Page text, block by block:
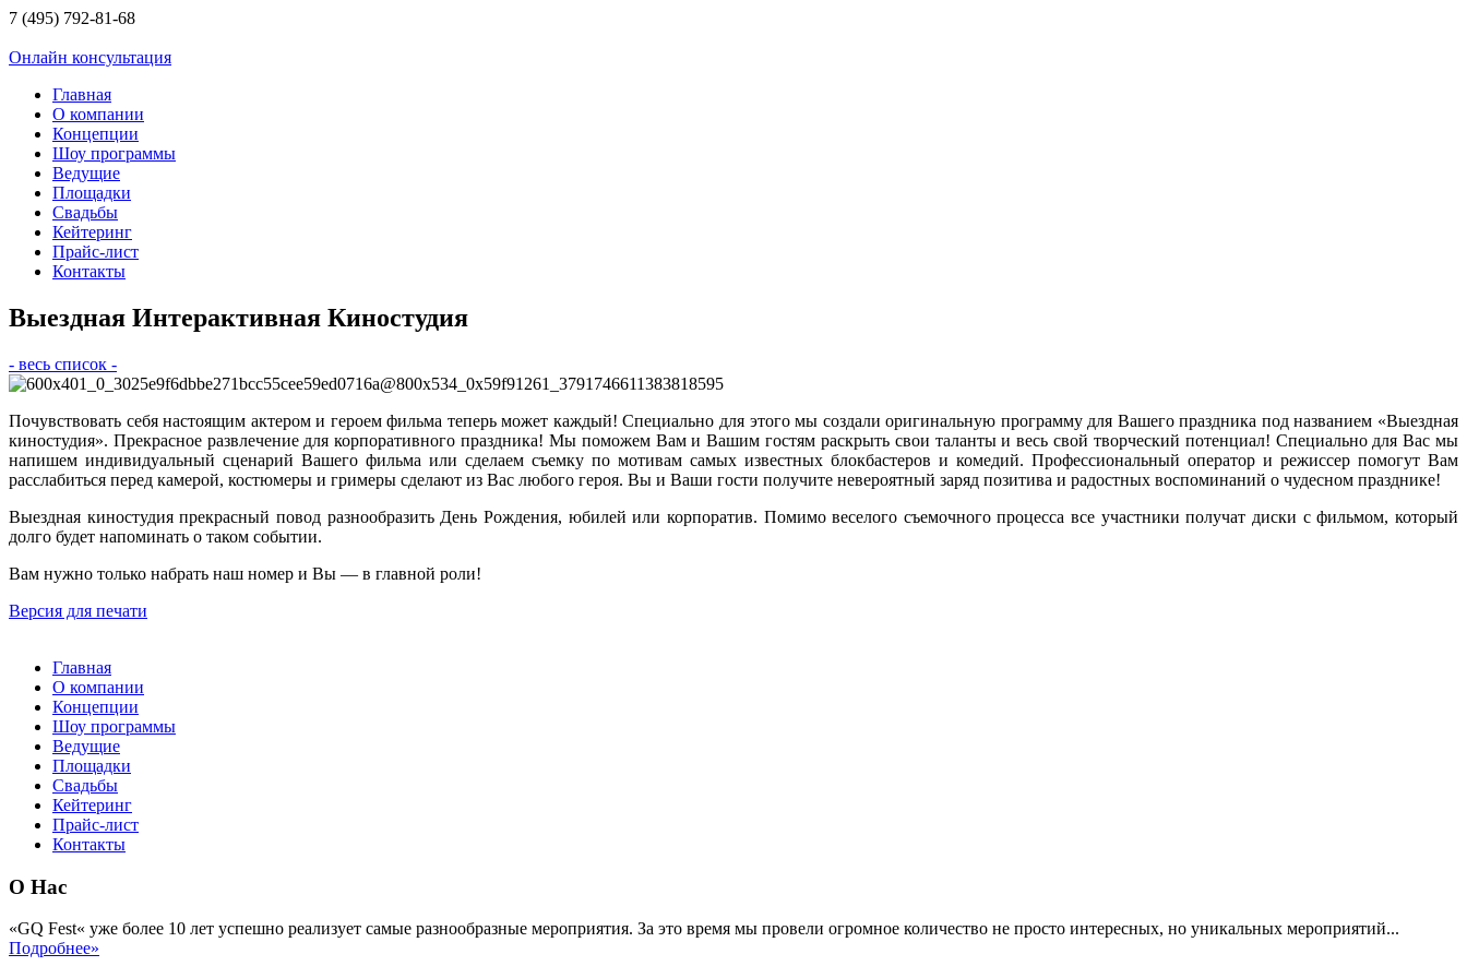
7 (495) 792-81-68
Онлайн консультация
Главная
О компании
Концепции
Шоу программы
Ведущие
Площадки
Свадьбы
Кейтеринг
Прайс-лист
Контакты
Выездная Интерактивная Киностудия
- весь список -
Почувствовать себя настоящим актером и героем фильма теперь может каждый! Специально для этого мы создали оригинальную программу для Вашего праздника под названием «Выездная
киностудия». Прекрасное развлечение для корпоративного праздника! Мы поможем Вам и Вашим гостям раскрыть свои таланты и весь свой творческий потенциал! Специально для Вас мы
напишем индивидуальный сценарий Вашего фильма или сделаем съемку по мотивам самых известных блокбастеров и комедий. Профессиональный оператор и режиссер помогут Вам
расслабиться перед камерой, костюмеры и гримеры сделают из Вас любого героя. Вы и Ваши гости получите невероятный заряд позитива и радостных воспоминаний о чудесном празднике!
Выездная киностудия прекрасный повод разнообразить День Рождения, юбилей или корпоратив. Помимо веселого съемочного процесса все участники получат диски с фильмом, который
долго будет напоминать о таком событии.
Вам нужно только набрать наш номер и Вы — в главной роли!
Версия для печати
Главная
О компании
Концепции
Шоу программы
Ведущие
Площадки
Свадьбы
Кейтеринг
Прайс-лист
Контакты
О Нас
«GQ Fest« уже более 10 лет успешно реализует самые разнообразные мероприятия. За это время мы провели огромное количество не просто интересных, но уникальных мероприятий...
Подробнее»